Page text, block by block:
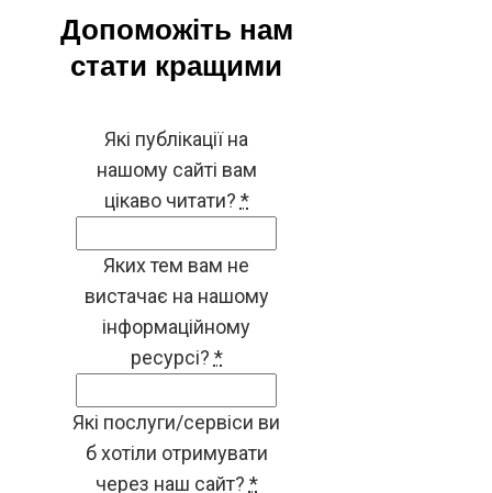
Допоможіть нам
стати кращими
Які публікації на
нашому сайті вам
цікаво читати? *
Яких тем вам не
вистачає на нашому
інформаційному
ресурсі? *
Які послуги/сервіси ви
б хотіли отримувати
через наш сайт? *